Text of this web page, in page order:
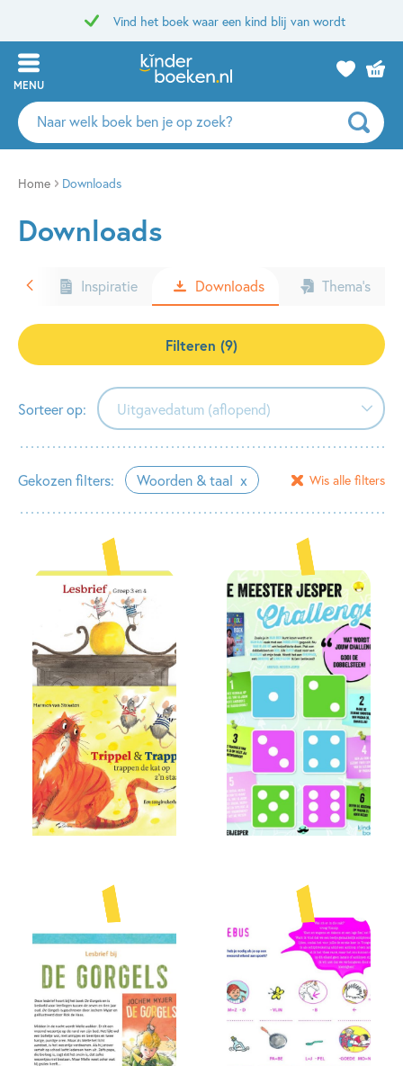
Vind het boek waar een kind blij van wordt
MENU
Zoeken
naar
auteurs
uitgevers
Home Downloads
Downloads
Inspiratie Downloads Thema’s
Filteren (9)
Sorteer op: Uitgavedatum (aflopend)
Uitgavedatum (aflopend)
Uitgavedatum (oplopend)
Alfabetisch (A-Z)
Gekozen filters: Woorden & taal Wis alle filters